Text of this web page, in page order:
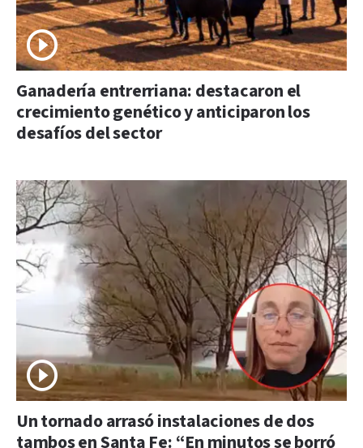
Ganadería entrerriana: destacaron el
crecimiento genético y anticiparon los
desafíos del sector
Un tornado arrasó instalaciones de dos
tambos en Santa Fe: “En minutos se borró